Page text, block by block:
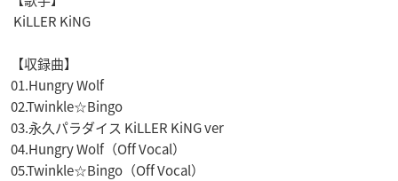
KiLLER KiNG
【収録曲】
01.Hungry Wolf
02.Twinkle☆Bingo
03.永久パラダイス KiLLER KiNG ver
04.Hungry Wolf（Off Vocal）
05.Twinkle☆Bingo（Off Vocal）